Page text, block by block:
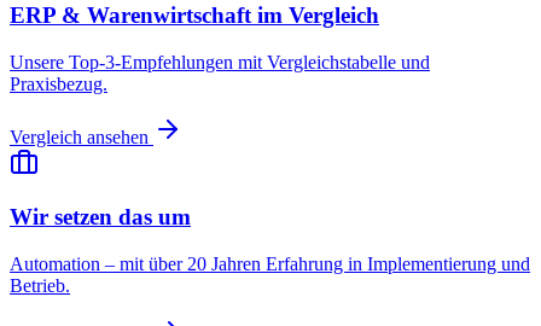
ERP & Warenwirtschaft im Vergleich
Unsere Top-3-Empfehlungen mit Vergleichstabelle und
Praxisbezug.
Vergleich ansehen
Wir setzen das um
Automation – mit über 20 Jahren Erfahrung in Implementierung und
Betrieb.